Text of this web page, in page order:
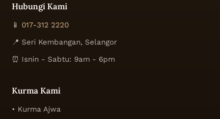
Hubungi Kami
📱 017-312 2220
📍 Seri Kembangan, Selangor
⏰ Isnin - Sabtu: 9am - 6pm
Kurma Kami
• Kurma Ajwa